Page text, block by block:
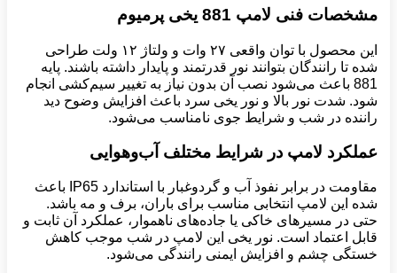
مشخصات فنی لامپ 881 یخی پرمیوم
این محصول با توان واقعی ۲۷ وات و ولتاژ ۱۲ ولت طراحی
شده تا رانندگان بتوانند نور قدرتمند و پایدار داشته باشند. پایه
881 باعث می‌شود نصب آن بدون نیاز به تغییر سیم‌کشی انجام
شود. شدت نور بالا و نور یخی سرد باعث افزایش وضوح دید
راننده در شب و شرایط جوی نامناسب می‌شود.
عملکرد لامپ در شرایط مختلف آب‌وهوایی
مقاومت در برابر نفوذ آب و گردوغبار با استاندارد IP65 باعث
شده این لامپ انتخابی مناسب برای باران، برف و مه باشد.
حتی در مسیرهای خاکی یا جاده‌های ناهموار، عملکرد آن ثابت و
قابل اعتماد است. نور یخی این لامپ در شب موجب کاهش
خستگی چشم و افزایش ایمنی رانندگی می‌شود.